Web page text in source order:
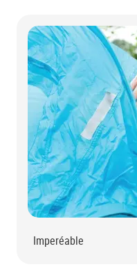
Imperéable